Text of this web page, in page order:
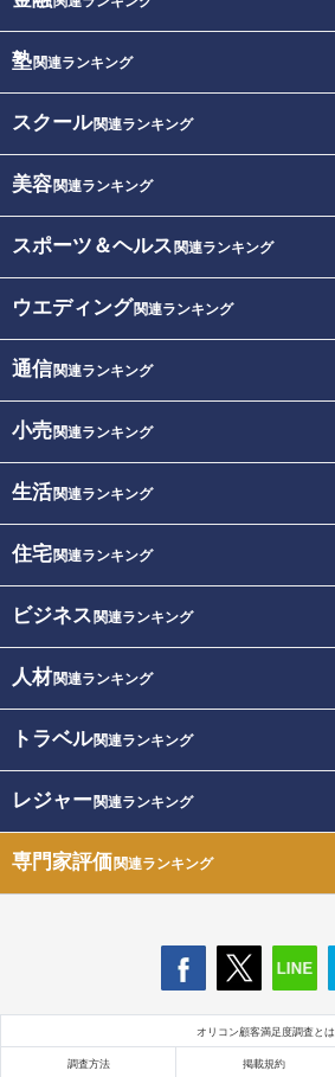
塾関連ランキング
スクール関連ランキング
美容関連ランキング
スポーツ＆ヘルス 関連ランキング
ウエディング関連ランキング
通信関連ランキング
小売関連ランキング
生活関連ランキング
住宅関連ランキング
ビジネス 関連ランキング
人材関連ランキング
トラベル関連ランキング
レジャー関連ランキング
専門家評価関連ランキング
オリコン顧客満足度調査とは
調査方法 掲載規約